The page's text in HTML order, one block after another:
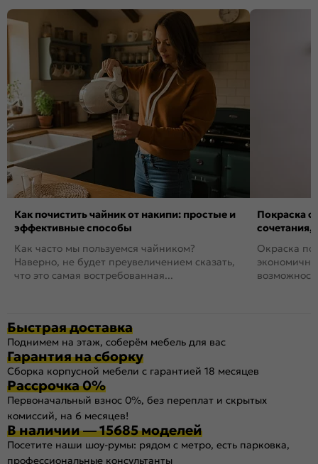
Как почистить чайник от накипи: простые и
эффективные способы
Как часто мы пользуемся чайником?
Наверно, не будет преувеличением сказать,
что это самая востребованная...
Покраска
сочетания,
Окраска
Быстрая доставка
Поднимем на этаж, соберём мебель для вас
Гарантия на сборку
Сборка корпусной мебели с гарантией 18 месяцев
Рассрочка 0%
Первоначальный взнос 0%, без переплат и скрытых
комиссий, на 6 месяцев!
В наличии — 15685 моделей
Посетите наши шоу-румы: рядом с метро, есть парковка,
профессиональные консультанты